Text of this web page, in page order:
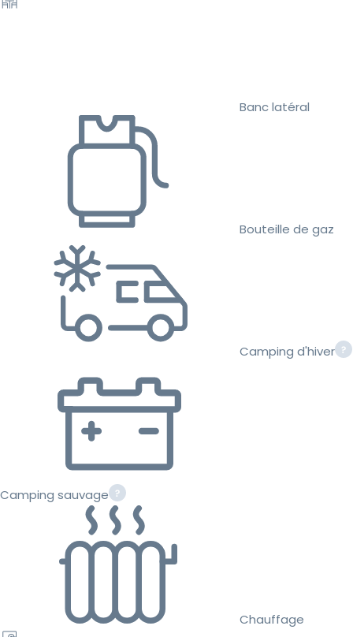
Banc latéral
Bouteille de gaz
Camping d'hiver
Camping sauvage
Chauffage